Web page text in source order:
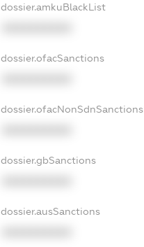
dossier.amkuBlackList
dossier.ofacSanctions
dossier.ofacNonSdnSanctions
dossier.gbSanctions
dossier.ausSanctions